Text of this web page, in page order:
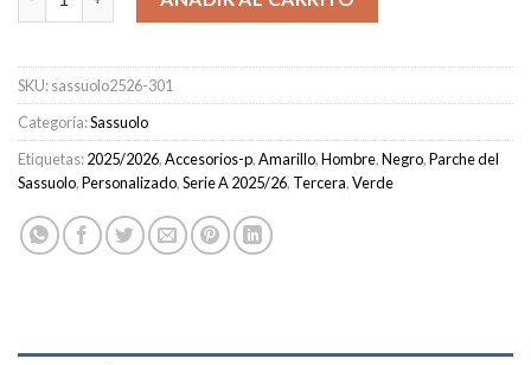
SKU:sassuolo2526-301
Categoría:Sassuolo
Etiquetas:2025/2026,Accesorios-p,Amarillo,Hombre,Negro,Parche del
Sassuolo,Personalizado,Serie A 2025/26, Tercera,Verde